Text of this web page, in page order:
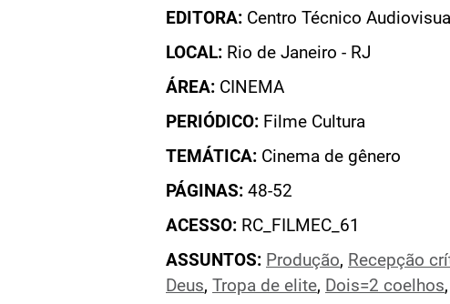
EDITORA: Centro Técnico Audiovisual
LOCAL: Rio de Janeiro - RJ
ÁREA: CINEMA
PERIÓDICO: Filme Cultura
TEMÁTICA: Cinema de gênero
PÁGINAS: 48-52
ACESSO: RC_FILMEC_61
ASSUNTOS: Produção, Recepção
Deus, Tropa de elite, Dois=2 coelhos,